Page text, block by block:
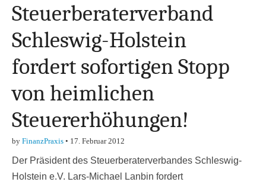
Steuerberaterverband
Schleswig-Holstein
fordert sofortigen Stopp
von heimlichen
Steuererhöhungen!
by FinanzPraxis • 17. Februar 2012
Der Präsident des Steuerberaterverbandes Schleswig-
Holstein e.V. Lars-Michael Lanbin fordert